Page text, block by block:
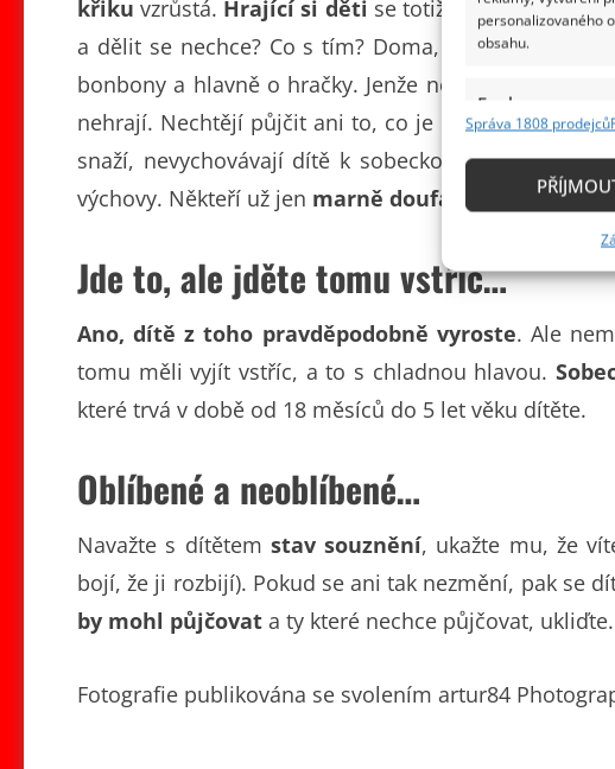
personalizovaného
obsahu.
Funkce
Identifikace zařízení
základě
odstraňování
obsahu,
Správa 1808 prodejců
křiku vzrůstá. Hrající si děti se totiž musejí podělit
a dělit se nechce? Co s tím? Doma, na hřišti, ve
bonbony a hlavně o hračky. Jenže některé děti se
nehrají. Nechtějí půjčit ani to, co je omrzelo a co
snaží, nevychovávají dítě k sobeckosti,učí je dělit
výchovy. Někteří už jen marně doufají , že to jejich
Jde to, ale jděte tomu vstříc…
Ano, dítě z toho pravděpodobně vyroste. Ale
tomu měli vyjít vstříc, a to s chladnou hlavou.
které trvá v době od 18 měsíců do 5 let věku dítěte.
Oblíbené a neoblíbené…
Navažte s dítětem stav souznění, ukažte mu, že
bojí, že ji rozbijí). Pokud se ani tak nezmění, pak se
by mohl půjčovat a ty které nechce půjčovat, ukliďte.
Fotografie publikována se svolením artur84